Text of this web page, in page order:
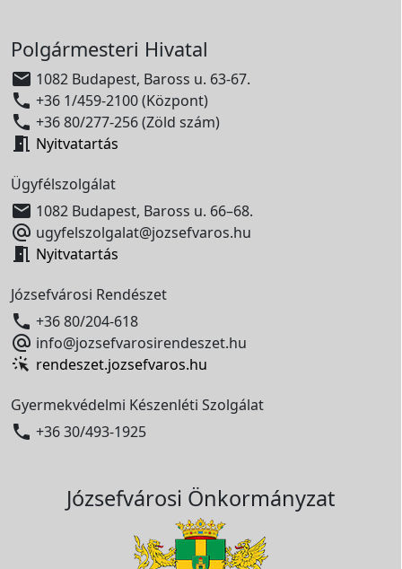
Polgármesteri Hivatal
 1082 Budapest, Baross u. 63-67.
 +36 1/459-2100 (Központ)
 +36 80/277-256 (Zöld szám)
 Nyitvatartás
Ügyfélszolgálat
 1082 Budapest, Baross u. 66–68.
 ugyfelszolgalat@jozsefvaros.hu
 Nyitvatartás
Józsefvárosi Rendészet
 +36 80/204-618
 info@jozsefvarosirendeszet.hu
rendeszet.jozsefvaros.hu
Gyermekvédelmi Készenléti Szolgálat
 +36 30/493-1925
Józsefvárosi Önkormányzat